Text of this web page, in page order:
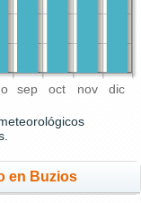
sep oct nov dic
en Buzios